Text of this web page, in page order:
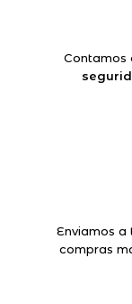
Contamos
Enviamos a
compras